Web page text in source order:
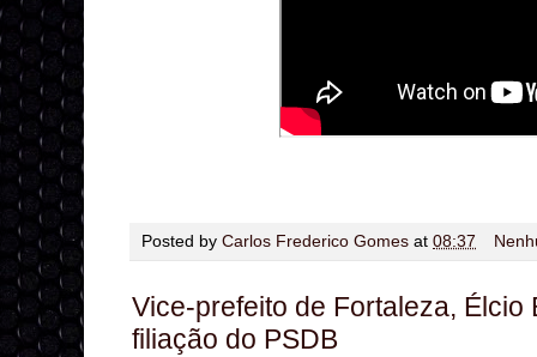
Posted by Carlos Frederico Gomes at 08:37
Vice-prefeito de Fortaleza, Élcio
filiação do PSDB